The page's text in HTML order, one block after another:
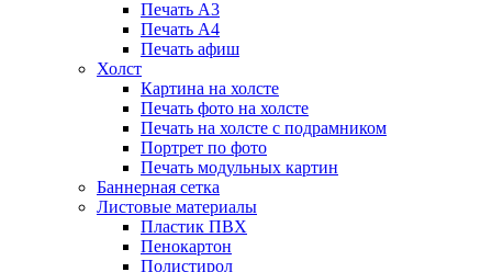
Печать А3
Печать А4
Печать афиш
Холст
Картина на холсте
Печать фото на холсте
Печать на холсте с подрамником
Портрет по фото
Печать модульных картин
Баннерная сетка
Листовые материалы
Пластик ПВХ
Пенокартон
Полистирол